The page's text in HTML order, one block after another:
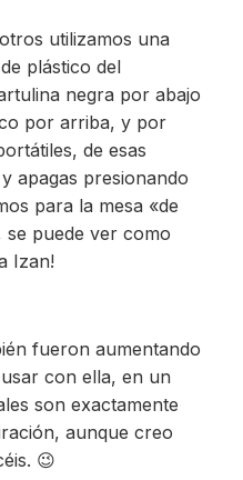
utilizamos una
plástico del
negra por abajo
por arriba, y por
de esas
apagas presionando
para la mesa «de
se puede ver como
Izan!
fueron aumentando
con ella, en un
son exactamente
aunque creo
😉